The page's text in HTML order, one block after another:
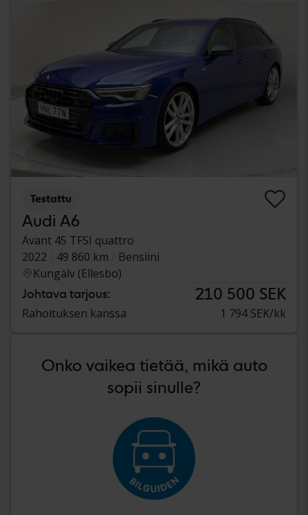
Testattu
Audi A6
Avant 45 TFSI quattro
2022
49 860 km
Bensiini
Kungälv (Ellesbo)
Johtava tarjous: 210 500 SEK
Rahoituksen kanssa 1 794 SEK/kk
Onko vaikea tietää, mikä auto
sopii sinulle?